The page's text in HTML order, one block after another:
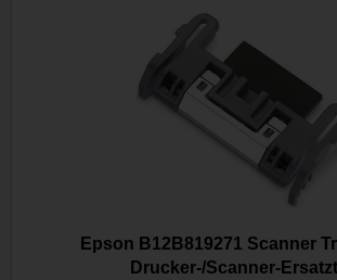
Epson B12B819271 Scanner
Drucker-/Scanner-